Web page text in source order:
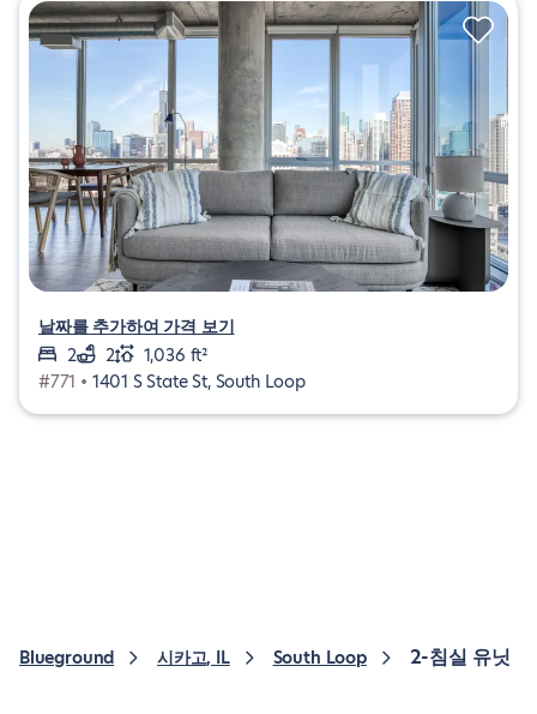
날짜를 추가하여 가격 보기
2
2
1,036 ft²
#771 • 1401 S State St, South Loop
Blueground 시카고, IL South Loop 2-침실 유닛